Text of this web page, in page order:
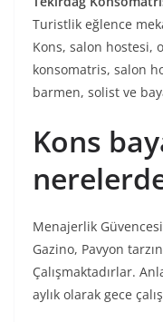
Turistlik eğlence
Kons, salon hostesi,
konsomatris, salon
barmen, solist ve
Kons
Menajerlik
Gazino, Pavyon
Çalışmaktadırlar.
aylık olarak gece